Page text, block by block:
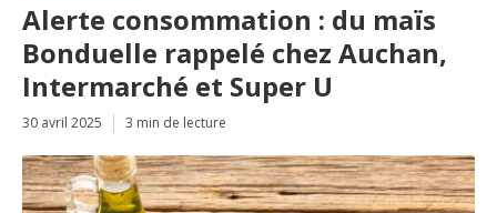
Alerte consommation : du maïs
Bonduelle rappelé chez Auchan,
Intermarché et Super U
30 avril 2025 3 min de lecture